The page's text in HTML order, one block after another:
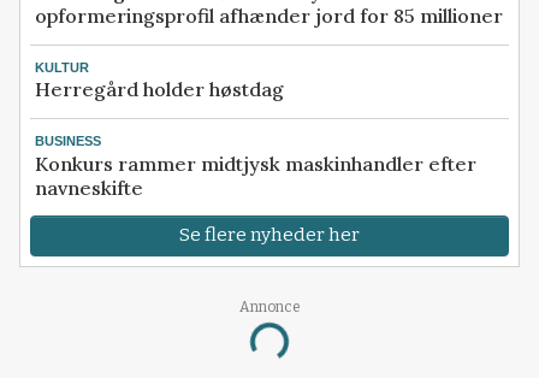
opformeringsprofil afhænder jord for 85 millioner
KULTUR
Herregård holder høstdag
BUSINESS
Konkurs rammer midtjysk maskinhandler efter
navneskifte
Se flere nyheder her
Annonce